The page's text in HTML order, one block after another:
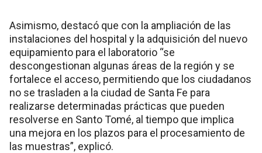
Asimismo, destacó que con la ampliación de las
instalaciones del hospital y la adquisición del nuevo
equipamiento para el laboratorio “se
descongestionan algunas áreas de la región y se
fortalece el acceso, permitiendo que los ciudadanos
no se trasladen a la ciudad de Santa Fe para
realizarse determinadas prácticas que pueden
resolverse en Santo Tomé, al tiempo que implica
una mejora en los plazos para el procesamiento de
las muestras”, explicó.